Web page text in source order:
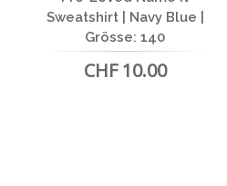
Sweatshirt | Navy Blue |
Grösse: 140
CHF 10.00